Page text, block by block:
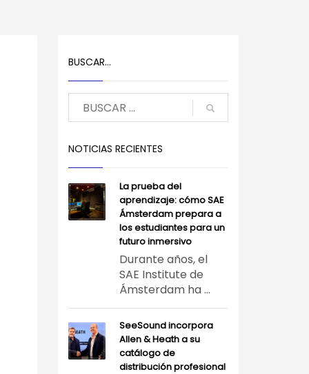
BUSCAR…
NOTICIAS RECIENTES
La prueba del
aprendizaje: cómo SAE
Ámsterdam prepara a
los estudiantes para un
futuro inmersivo
Durante años, el
SAE Institute de
Ámsterdam ha ...
SeeSound incorpora
Allen & Heath a su
catálogo de
distribución profesional